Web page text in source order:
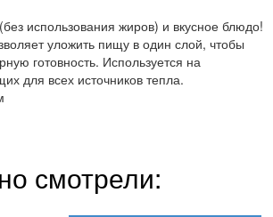
использования жиров) и вкусное блюдо!
уложить пищу в один слой, чтобы
готовность. Используется на
для всех источников тепла.
смотрели: